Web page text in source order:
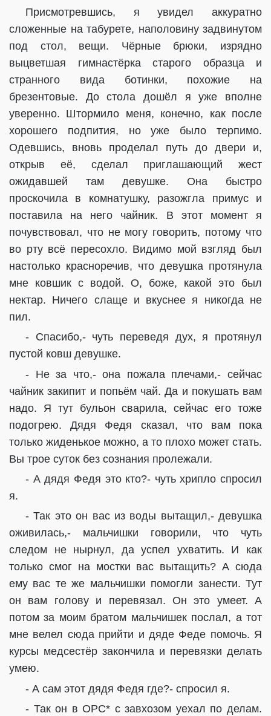
Присмотревшись, я увидел аккуратно
сложенные на табурете, наполовину задвинутом
под стол, вещи. Чёрные брюки, изрядно
выцветшая гимнастёрка старого образца и
странного вида ботинки, похожие на
брезентовые. До стола дошёл я уже вполне
уверенно. Штормило меня, конечно, как после
хорошего подпития, но уже было терпимо.
Одевшись, вновь проделал путь до двери и,
открыв её, сделал приглашающий жест
ожидавшей там девушке. Она быстро
проскочила в комнатушку, разожгла примус и
поставила на него чайник. В этот момент я
почувствовал, что не могу говорить, потому что
во рту всё пересохло. Видимо мой взгляд был
настолько красноречив, что девушка протянула
мне ковшик с водой. О, боже, какой это был
нектар. Ничего слаще и вкуснее я никогда не
пил.
- Спасибо,- чуть переведя дух, я протянул
пустой ковш девушке.
- Не за что,- она пожала плечами,- сейчас
чайник закипит и попьём чай. Да и покушать вам
надо. Я тут бульон сварила, сейчас его тоже
подогрею. Дядя Федя сказал, что вам пока
только жиденькое можно, а то плохо может стать.
Вы трое суток без сознания пролежали.
- А дядя Федя это кто?- чуть хрипло спросил
я.
- Так это он вас из воды вытащил,- девушка
оживилась,- мальчишки говорили, что чуть
следом не нырнул, да успел ухватить. И как
только смог на мостки вас вытащить? А сюда
ему вас те же мальчишки помогли занести. Тут
он вам голову и перевязал. Он это умеет. А
потом за моим братом мальчишек послал, а тот
мне велел сюда прийти и дяде Феде помочь. Я
курсы медсестёр закончила и перевязки делать
умею.
- А сам этот дядя Федя где?- спросил я.
- Так он в ОРС* с завхозом уехал по делам.